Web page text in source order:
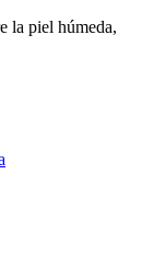
la piel húmeda,